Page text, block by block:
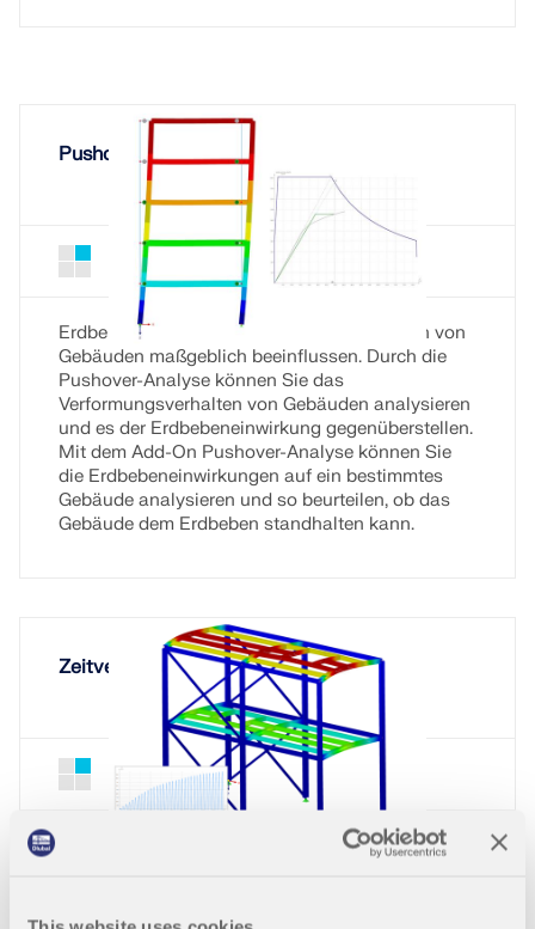
Geo-Zonen-Tool
Der Dlubal-Onlinedienst bietet Zonenkarten zur
schnellen Ermittlung von Schneelasten,
Windgeschwindigkeiten und seismischen Daten.
LASTZONEN PRÜFEN
Überholte Produkte
Pushover-Analyse
Pushover-Analyse für RSTAB 9
Erdbeben können das Verformungsverhalten von
Gebäuden maßgeblich beeinflussen. Durch die
Pushover-Analyse können Sie das
Verformungsverhalten von Gebäuden analysieren
und es der Erdbebeneinwirkung gegenüberstellen.
Mit dem Add-On Pushover-Analyse können Sie
die Erdbebeneinwirkungen auf ein bestimmtes
Gebäude analysieren und so beurteilen, ob das
Gebäude dem Erdbeben standhalten kann.
Zeitverlaufsverfahren
Zeitverlaufsverfahren für RSTAB 9
Das Add-On Zeitverlaufsverfahren führt eine
Erregerfunktionen lassen sich tabellarisch oder